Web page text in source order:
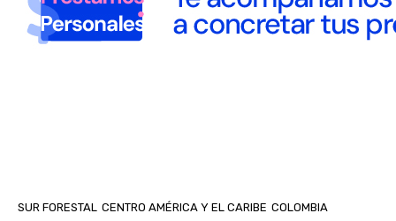
SUR FORESTAL CENTRO AMÉRICA Y EL CARIBE COLOMBIA